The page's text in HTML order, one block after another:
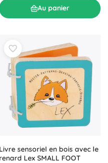
Au panier
Livre sensoriel en bois avec le
renard Lex SMALL FOOT